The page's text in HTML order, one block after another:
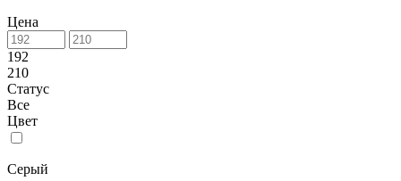
Цена
192
210
Статус
Все
Цвет
Серый